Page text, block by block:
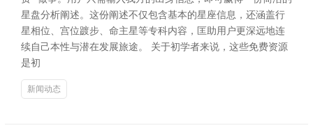
星盘分析阐述。这份阐述不仅包含基本的星座信息，还涵盖行
星相位、宫位踱步、命主星等专科内容，匡助用户更深远地连
续自己本性与潜在发展旅途。 关于初学者来说，这些免费资源
是初
新闻动态